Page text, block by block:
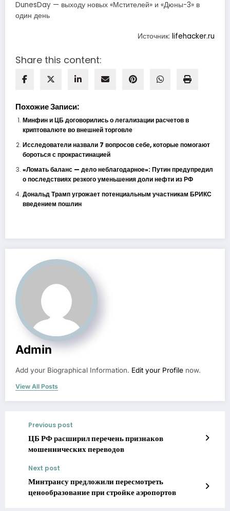
DunesDay — выходу новых «Мстителей» и «Дюны-3» в
один день
Источник: lifehacker.ru
Share this content:
Похожие Записи:
Минфин и ЦБ договорились о легализации расчетов в
криптовалюте во внешней торговле
Исследователи назвали 7 вопросов себе, которые помогают
бороться с прокрастинацией
«Ломать баланс — дело неблагодарное»: Путин предупредил
о последствиях резкого уменьшения доли нефти из РФ
Дональд Трамп угрожает потенциальным участникам БРИКС
введением пошлин
Admin
Add your Biographical Information. Edit your Profile now.
View All Posts
Previous post
ЦБ РФ расширил перечень признаков
мошеннических переводов
Next post
Минтрансу предложили пересмотреть
ценообразование при стройке аэропортов